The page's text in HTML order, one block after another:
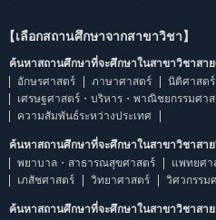
【เลือกสถานศึกษาจากสาขาวิชา】
ค้นหาสถานศึกษาที่จะศึกษาในสาขาวิชาสา
อักษรศาสตร์
ภาษาศาสตร์
นิติศาสตร์
เศรษฐศาสตร์・บริหาร・พาณิชยกรรมศา
ความสัมพันธ์ระหว่างประเทศ
ค้นหาสถานศึกษาที่จะศึกษาในสาขาวิชาสา
พยาบาล・สาธารณสุขศาสตร์
แพทยศา
เภสัชศาสตร์
วิทยาศาสตร์ วิศวกรรม
ค้นหาสถานศึกษาที่จะศึกษาในสาขาวิชาสา